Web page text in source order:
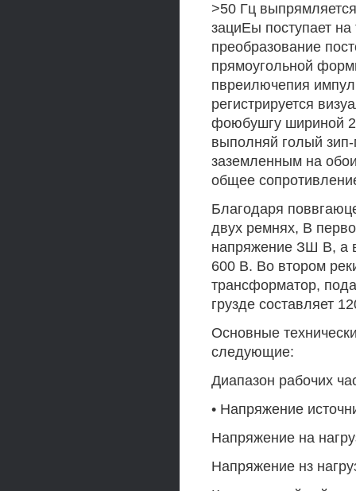
>50 Гц
зациЕы поступает на
преобразование
прямоугольной
пвреилючепия
регистрируется
фоюбушгу шириной
выполняй голый
заземленным на
общее
Благодаря
двух ремнях, В
напряжение ЗШ В, а
600 В. Во втором
трансформатор,
грузде составляет
Основные
следующие:
Диапазон рабочих
• Напряжение
Напряжение на
Напряжение нз